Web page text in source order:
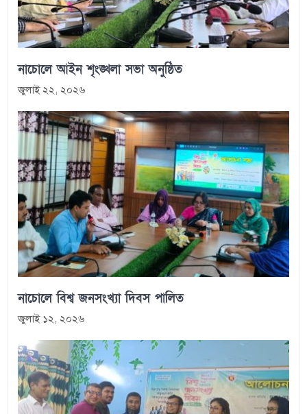
নাচোলে আইন শৃংঙ্খলা সভা অনুষ্ঠিত
জুলাই ২২, ২০২৬
নাচোলে বিশ্ব জনসংখ্যা দিবস পালিত
জুলাই ১২, ২০২৬